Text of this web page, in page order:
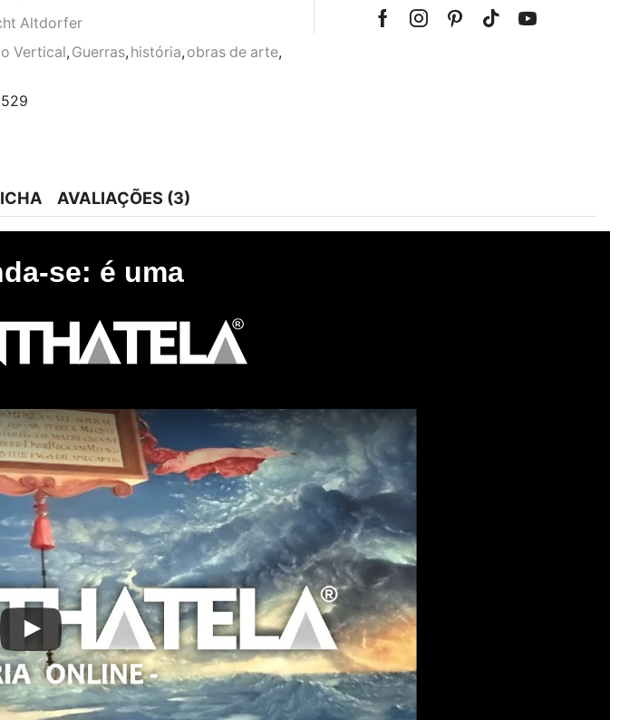
Altdorfer
Vertical, Guerras, história, obras de arte,
FacebookInstagramPinterest
Tik-Youtube
AVALIAÇÕES (3)
se: é uma